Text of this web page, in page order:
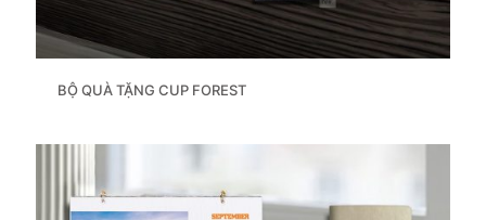
BỘ QUÀ TẶNG CUP FOREST